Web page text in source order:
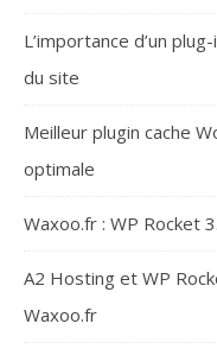
L’importance d’un
du site
Meilleur plugin cache
optimale
Waxoo.fr : WP Rocket
A2 Hosting et WP
Waxoo.fr